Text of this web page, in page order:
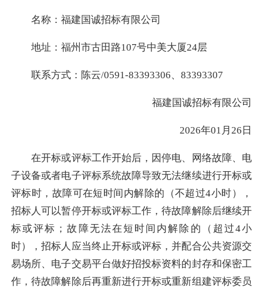
名称：福建国诚招标有限公司
地址：福州市古田路107号中美大厦24层
联系方式：陈云/0591-83393306、83393307
福建国诚招标有限公司
2026年01月26日
在开标或评标工作开始后，因停电、网络故障、电
子设备或者电子评标系统故障导致无法继续进行开标或
评标时，故障可在短时间内解除的（不超过4小时），
招标人可以暂停开标或评标工作，待故障解除后继续开
标或评标；故障无法在短时间内解除的（超过4小
时），招标人应当终止开标或评标，并配合公共资源交
易场所、电子交易平台做好招投标资料的封存和保密工
作，待故障解除后再重新进行开标或重新组建评标委员